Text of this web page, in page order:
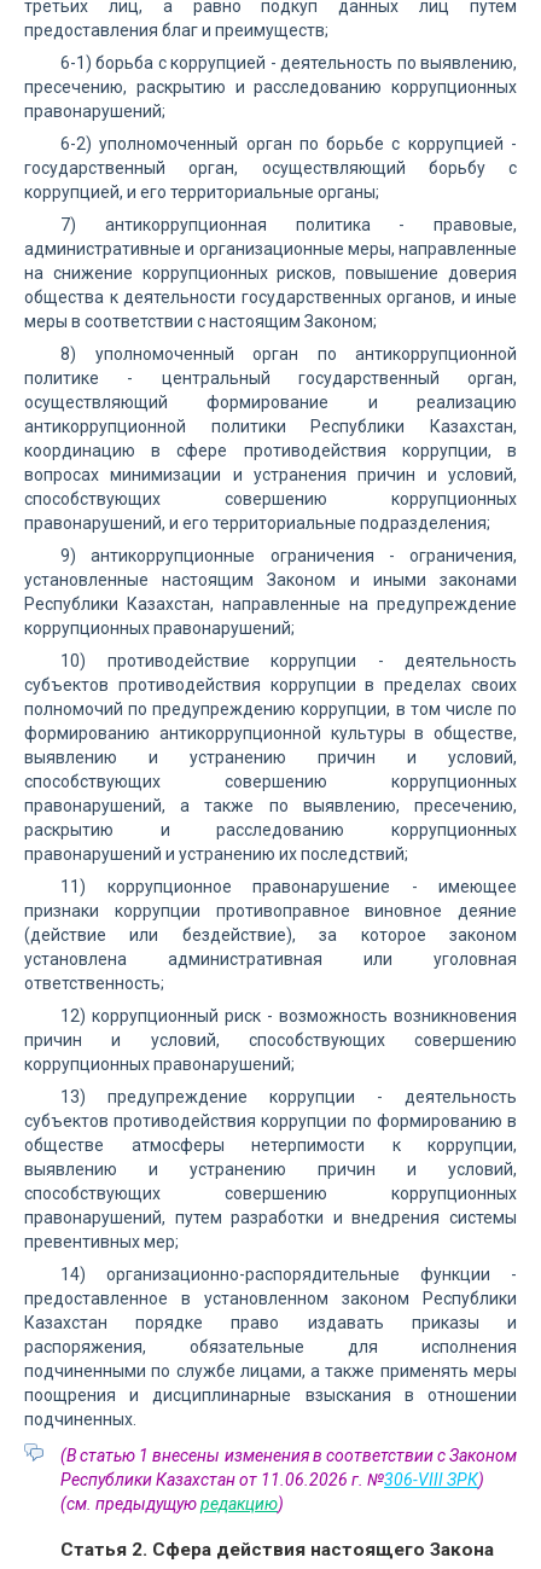
третьих лиц, а равно подкуп данных лиц путем
предоставления благ и преимуществ;
6-1) борьба с коррупцией - деятельность по выявлению,
пресечению, раскрытию и расследованию коррупционных
правонарушений;
6-2) уполномоченный орган по борьбе с коррупцией -
государственный орган, осуществляющий борьбу с
коррупцией, и его территориальные органы;
7) антикоррупционная политика - правовые,
административные и организационные меры, направленные
на снижение коррупционных рисков, повышение доверия
общества к деятельности государственных органов, и иные
меры в соответствии с настоящим Законом;
8) уполномоченный орган по антикоррупционной
политике - центральный государственный орган,
осуществляющий формирование и реализацию
антикоррупционной политики Республики Казахстан,
координацию в сфере противодействия коррупции, в
вопросах минимизации и устранения причин и условий,
способствующих совершению коррупционных
правонарушений, и его территориальные подразделения;
9) антикоррупционные ограничения - ограничения,
установленные настоящим Законом и иными законами
Республики Казахстан, направленные на предупреждение
коррупционных правонарушений;
10) противодействие коррупции - деятельность
субъектов противодействия коррупции в пределах своих
полномочий по предупреждению коррупции, в том числе по
формированию антикоррупционной культуры в обществе,
выявлению и устранению причин и условий,
способствующих совершению коррупционных
правонарушений, а также по выявлению, пресечению,
раскрытию и расследованию коррупционных
правонарушений и устранению их последствий;
11) коррупционное правонарушение - имеющее
признаки коррупции противоправное виновное деяние
(действие или бездействие), за которое законом
установлена административная или уголовная
ответственность;
12) коррупционный риск - возможность возникновения
причин и условий, способствующих совершению
коррупционных правонарушений;
13) предупреждение коррупции - деятельность
субъектов противодействия коррупции по формированию в
обществе атмосферы нетерпимости к коррупции,
выявлению и устранению причин и условий,
способствующих совершению коррупционных
правонарушений, путем разработки и внедрения системы
превентивных мер;
14) организационно-распорядительные функции -
предоставленное в установленном законом Республики
Казахстан порядке право издавать приказы и
распоряжения, обязательные для исполнения
подчиненными по службе лицами, а также применять меры
поощрения и дисциплинарные взыскания в отношении
подчиненных.
(В статью 1 внесены изменения в соответствии с Законом
Республики Казахстан от 11.06.2026 г. №306-VIII ЗРК)
(см. предыдущуюредакцию)
Статья 2. Сфера действия настоящего Закона